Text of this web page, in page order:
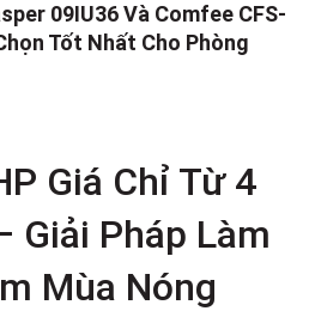
09IU36 Và Comfee CFS-
Tốt Nhất Cho Phòng
Giá Chỉ Từ 4
Giải Pháp Làm
Mùa Nóng